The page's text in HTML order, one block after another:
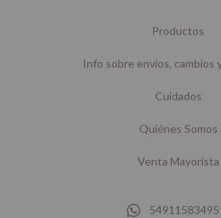
Productos
Info sobre envios, cambios
Cuidados
Quiénes Somos
Venta Mayorista